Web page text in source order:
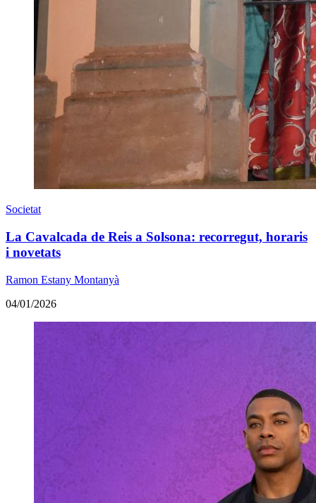
Societat
La Cavalcada de Reis a Solsona: recorregut, horaris
i novetats
Ramon Estany Montanyà
04/01/2026